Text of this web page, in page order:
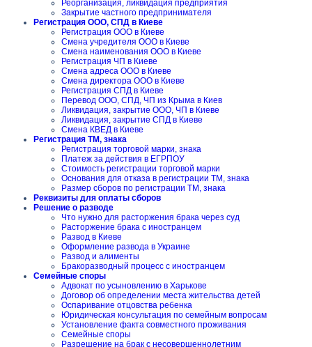
Реорганизация, ликвидация предприятия
Закрытие частного предпринимателя
Регистрация ООО, СПД в Киеве
Регистрация ООО в Киеве
Смена учредителя ООО в Киеве
Смена наименования ООО в Киеве
Регистрация ЧП в Киеве
Смена адреса ООО в Киеве
Смена директора ООО в Киеве
Регистрация СПД в Киеве
Перевод ООО, СПД, ЧП из Крыма в Киев
Ликвидация, закрытие ООО, ЧП в Киеве
Ликвидация, закрытие СПД в Киеве
Смена КВЕД в Киеве
Регистрация ТМ, знака
Регистрация торговой марки, знака
Платеж за действия в ЕГРПОУ
Стоимость регистрации торговой марки
Основания для отказа в регистрации ТМ, знака
Размер сборов по регистрации ТМ, знака
Реквизиты для оплаты сборов
Решение о разводе
Что нужно для расторжения брака через суд
Расторжение брака с иностранцем
Развод в Киеве
Оформление развода в Украине
Развод и алименты
Бракоразводный процесс с иностранцем
Семейные споры
Адвокат по усыновлению в Харькове
Договор об определении места жительства детей
Оспаривание отцовства ребенка
Юридическая консультация по семейным вопросам
Установление факта совместного проживания
Семейные споры
Разрешение на брак с несовершеннолетним